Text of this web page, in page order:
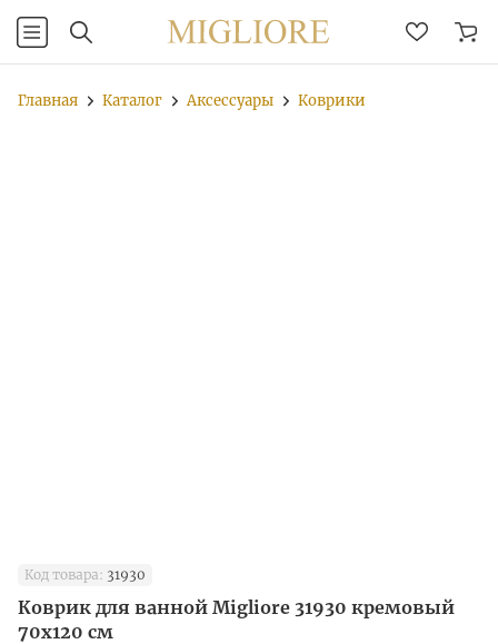
Главная Каталог Аксессуары Коврики
Код товара: 31930
Коврик для ванной Migliore 31930 кремовый
70х120 см